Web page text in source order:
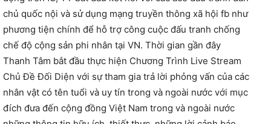
chủ quốc nội và sử dụng mạng truyền thông xã hội fb như
phương tiện chính để hỗ trợ công cuộc đấu tranh chống
chế độ cộng sản phi nhân tại VN. Thời gian gần đây
Thanh Tâm bắt đầu thực hiện Chương Trình Live Stream
Chủ Đề Đối Diện với sự tham gia trả lời phỏng vấn của các
nhân vật có tên tuổi và uy tín trong và ngoài nước với mục
đích đưa đến cộng đồng Việt Nam trong và ngoài nước